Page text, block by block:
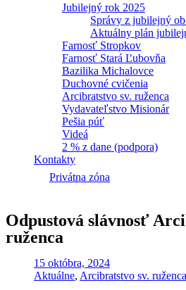
Jubilejný rok 2025
Správy z jubilejný
Aktuálny plán
Farnosť Stropkov
Farnosť Stará Ľubovňa
Bazilika Michalovce
Duchovné cvičenia
Arcibratstvo sv. ruženca
Vydavateľstvo Misionár
Pešia púť
Videá
2 % z dane (podpora)
Kontakty
Privátna zóna
Odpustová slávnosť
ruženca
15 októbra, 2024
Aktuálne, Arcibratstvo sv. ruženca